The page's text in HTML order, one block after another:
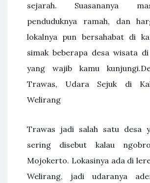
sejarah. Suasananya
penduduknya ramah, dan
lokalnya pun bersahabat di
simak beberapa desa wisata
yang wajib kamu
Trawas, Udara Sejuk di
Welirang
Trawas jadi salah satu desa
sering disebut kalau
Mojokerto. Lokasinya ada di
Welirang, jadi udaranya